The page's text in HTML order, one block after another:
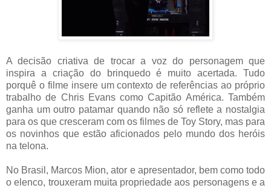
A decisão criativa de trocar a voz do personagem que
inspira a criação do brinquedo é muito acertada. Tudo
porquê o filme insere um contexto de referências ao próprio
trabalho de Chris Evans como Capitão América. Também
ganha um outro patamar quando não só reflete a nostalgia
para os que cresceram com os filmes de Toy Story, mas para
os novinhos que estão aficionados pelo mundo dos heróis
na telona.
No Brasil, Marcos Mion, ator e apresentador, bem como todo
o elenco, trouxeram muita propriedade aos personagens e a